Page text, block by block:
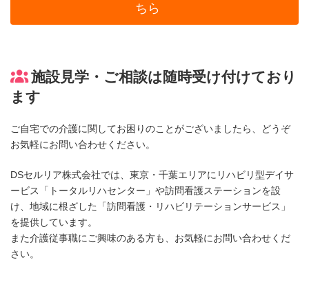
ちら
施設見学・ご相談は随時受け付けており
ます
ご自宅での介護に関してお困りのことがございましたら、どうぞ
お気軽にお問い合わせください。
DSセルリア株式会社では、東京・千葉エリアにリハビリ型デイサ
ービス「トータルリハセンター」や訪問看護ステーションを設
け、地域に根ざした「訪問看護・リハビリテーションサービス」
を提供しています。
また介護従事職にご興味のある方も、お気軽にお問い合わせくだ
さい。